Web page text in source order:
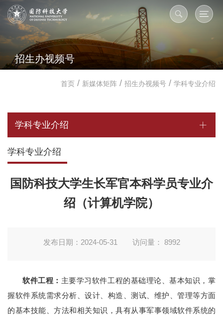
招生办视频号
首页 / 新媒体矩阵 / 招生办视频号 / 学科专业介绍
学科专业介绍
学科专业介绍
国防科技大学生长军官本科学员专业介
绍（计算机学院）
发布日期：2024-05-31 访问量： 8992
软件工程： 主要学习软件工程的基础理论、基本知识，掌
握软件系统需求分析、设计、构造、测试、维护、管理等方面
的基本技能、方法和相关知识，具有从事军事领域软件系统的